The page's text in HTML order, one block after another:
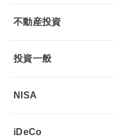
不動産投資
投資一般
NISA
iDeCo